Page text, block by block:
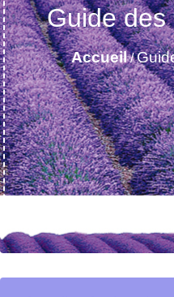
Guide
Accueil/